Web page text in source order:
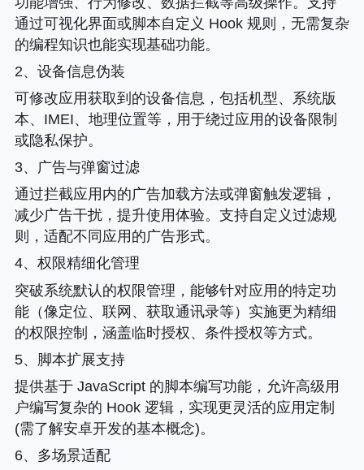
通过可视化界面或脚本自定义 Hook 规则，无需复杂
的编程知识也能实现基础功能。
2、设备信息伪装
可修改应用获取到的设备信息，包括机型、系统版
本、IMEI、地理位置等，用于绕过应用的设备限制
或隐私保护。
3、广告与弹窗过滤
通过拦截应用内的广告加载方法或弹窗触发逻辑，
减少广告干扰，提升使用体验。支持自定义过滤规
则，适配不同应用的广告形式。
4、权限精细化管理
突破系统默认的权限管理，能够针对应用的特定功
能（像定位、联网、获取通讯录等）实施更为精细
的权限控制，涵盖临时授权、条件授权等方式。
5、脚本扩展支持
提供基于 JavaScript 的脚本编写功能，允许高级用
户编写复杂的 Hook 逻辑，实现更灵活的应用定制
(需了解安卓开发的基本概念)。
6、多场景适配